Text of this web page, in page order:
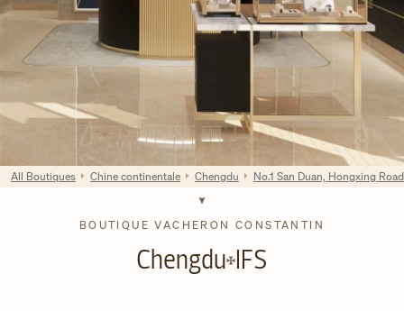
BOUTIQUE VACHERON CONSTANTIN
Chengdu IFS
All Boutiques Chine continentale Chengdu No.1 San Duan, Hongxing Road